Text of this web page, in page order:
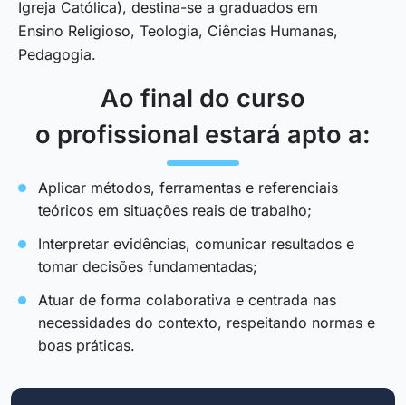
Igreja Católica), destina-se a graduados em
Ensino Religioso, Teologia, Ciências Humanas,
Pedagogia.
Ao final do curso
o profissional estará apto a:
Aplicar métodos, ferramentas e referenciais
teóricos em situações reais de trabalho;
Interpretar evidências, comunicar resultados e
tomar decisões fundamentadas;
Atuar de forma colaborativa e centrada nas
necessidades do contexto, respeitando normas e
boas práticas.